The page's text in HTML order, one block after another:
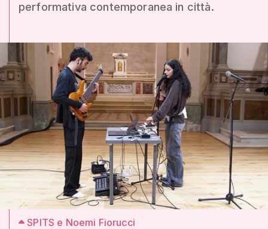
performativa contemporanea in città.
SPITS e Noemi Fiorucci